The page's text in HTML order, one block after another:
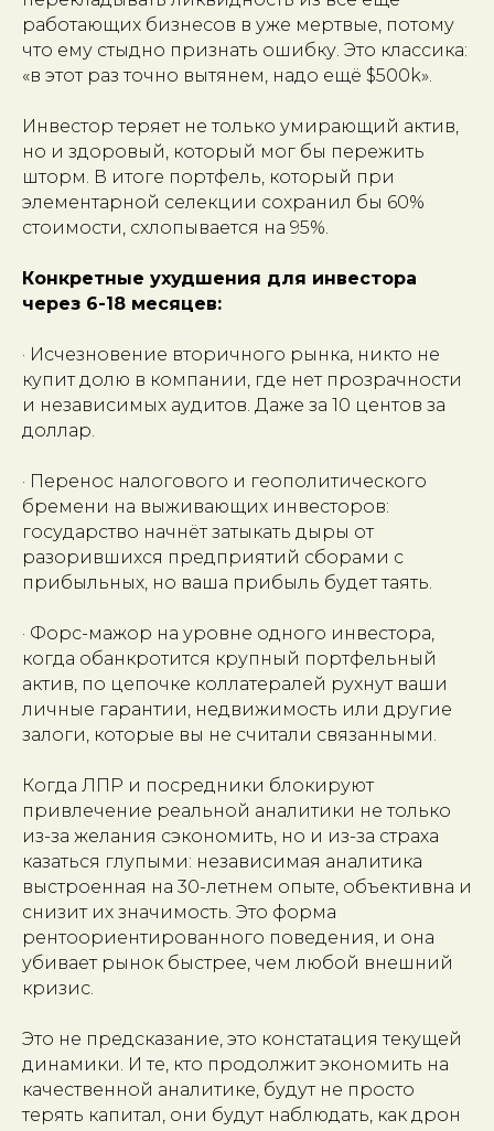
работающих бизнесов в уже мертвые, потому
что ему стыдно признать ошибку. Это классика:
«в этот раз точно вытянем, надо ещё $500k».
Инвестор теряет не только умирающий актив,
но и здоровый, который мог бы пережить
шторм. В итоге портфель, который при
элементарной селекции сохранил бы 60%
стоимости, схлопывается на 95%.
Конкретные ухудшения для инвестора
через 6-18 месяцев:
· Исчезновение вторичного рынка, никто не
купит долю в компании, где нет прозрачности
и независимых аудитов. Даже за 10 центов за
доллар.
· Перенос налогового и геополитического
бремени на выживающих инвесторов:
государство начнёт затыкать дыры от
разорившихся предприятий сборами с
прибыльных, но ваша прибыль будет таять.
· Форс-мажор на уровне одного инвестора,
когда обанкротится крупный портфельный
актив, по цепочке коллатералей рухнут ваши
личные гарантии, недвижимость или другие
залоги, которые вы не считали связанными.
Когда ЛПР и посредники блокируют
привлечение реальной аналитики не только
из-за желания сэкономить, но и из-за страха
казаться глупыми: независимая аналитика
выстроенная на 30-летнем опыте, объективна и
снизит их значимость. Это форма
рентоориентированного поведения, и она
убивает рынок быстрее, чем любой внешний
кризис.
Это не предсказание, это констатация текущей
динамики. И те, кто продолжит экономить на
качественной аналитике, будут не просто
терять капитал, они будут наблюдать, как дрон